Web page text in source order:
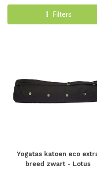
Filters
Yogatas katoen eco
breed zwart - Lotus